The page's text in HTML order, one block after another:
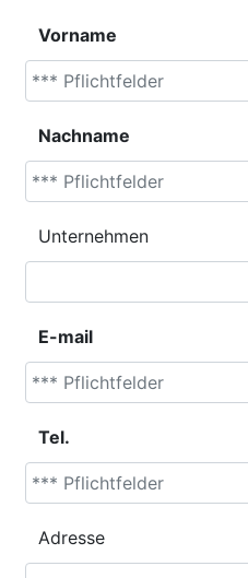
Vorname
Nachname
Unternehmen
E-mail
Tel.
Adresse